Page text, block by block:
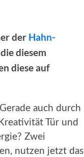
der Hahn-
diesem
diese auf
auch durch
Tür und
Zwei
nutzen jetzt das